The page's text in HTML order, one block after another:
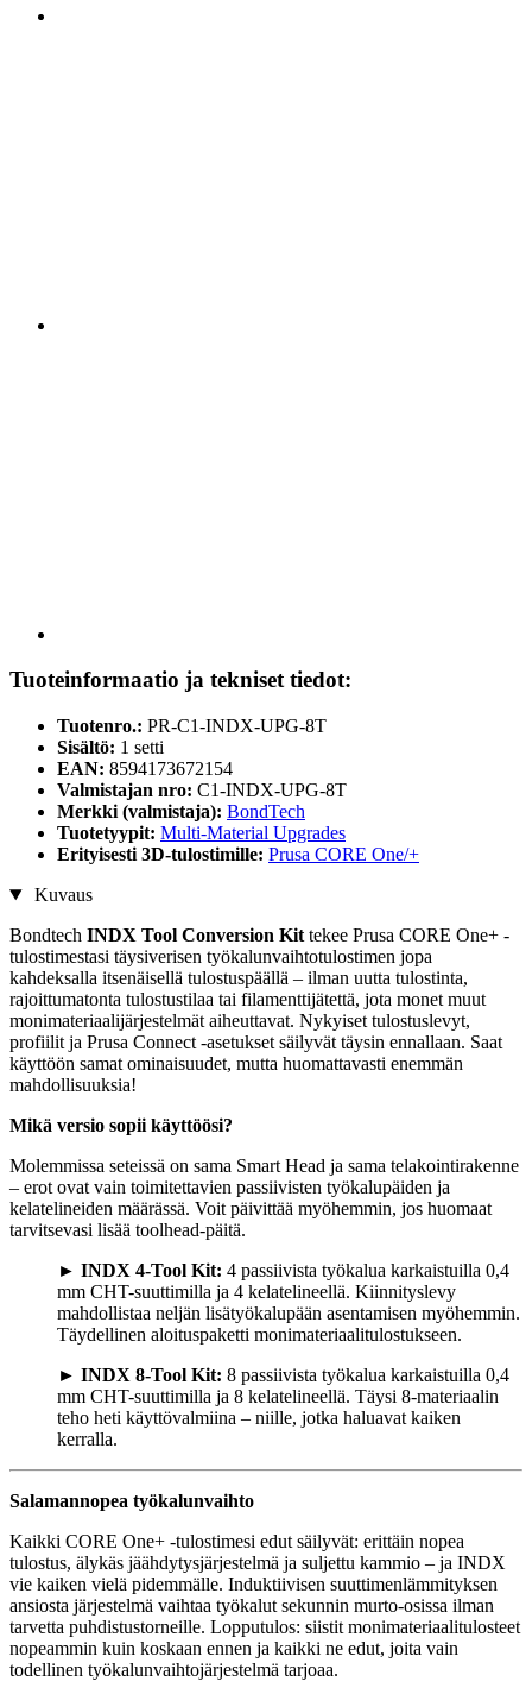
Tuoteinformaatio ja tekniset tiedot:
Tuotenro.: PR-C1-INDX-UPG-8T
Sisältö: 1 setti
EAN: 8594173672154
Valmistajan nro: C1-INDX-UPG-8T
Merkki (valmistaja): BondTech
Tuotetyypit: Multi-Material Upgrades
Erityisesti 3D-tulostimille: Prusa CORE One/+
Kuvaus
Bondtech INDX Tool Conversion Kit tekee Prusa CORE One+ -
tulostimestasi täysiverisen työkalunvaihtotulostimen jopa
kahdeksalla itsenäisellä tulostuspäällä – ilman uutta tulostinta,
rajoittumatonta tulostustilaa tai filamenttijätettä, jota monet muut
monimateriaalijärjestelmät aiheuttavat. Nykyiset tulostuslevyt,
profiilit ja Prusa Connect -asetukset säilyvät täysin ennallaan. Saat
käyttöön samat ominaisuudet, mutta huomattavasti enemmän
mahdollisuuksia!
Mikä versio sopii käyttöösi?
Molemmissa seteissä on sama Smart Head ja sama telakointirakenne
– erot ovat vain toimitettavien passiivisten työkalupäiden ja
kelatelineiden määrässä. Voit päivittää myöhemmin, jos huomaat
tarvitsevasi lisää toolhead-päitä.
► INDX 4-Tool Kit: 4 passiivista työkalua karkaistuilla 0,4
mm CHT-suuttimilla ja 4 kelatelineellä. Kiinnityslevy
mahdollistaa neljän lisätyökalupään asentamisen myöhemmin.
Täydellinen aloituspaketti monimateriaalitulostukseen.
► INDX 8-Tool Kit: 8 passiivista työkalua karkaistuilla 0,4
mm CHT-suuttimilla ja 8 kelatelineellä. Täysi 8-materiaalin
teho heti käyttövalmiina – niille, jotka haluavat kaiken
kerralla.
Salamannopea työkalunvaihto
Kaikki CORE One+ -tulostimesi edut säilyvät: erittäin nopea
tulostus, älykäs jäähdytysjärjestelmä ja suljettu kammio – ja INDX
vie kaiken vielä pidemmälle. Induktiivisen suuttimenlämmityksen
ansiosta järjestelmä vaihtaa työkalut sekunnin murto-osissa ilman
tarvetta puhdistustorneille. Lopputulos: siistit monimateriaalitulosteet
nopeammin kuin koskaan ennen ja kaikki ne edut, joita vain
todellinen työkalunvaihtojärjestelmä tarjoaa.